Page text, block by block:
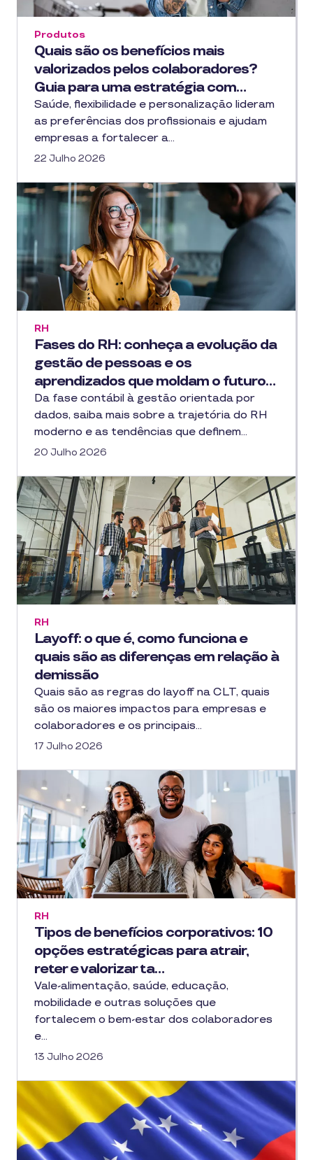
Quais são os benefícios mais
valorizados pelos colaboradores?
Guia para uma estratégia com…
Produtos
Saúde, flexibilidade e personalização lideram
as preferências dos profissionais e ajudam
empresas a fortalecer a…
22 Julho 2026
Fases do RH: conheça a evolução da
gestão de pessoas e os
aprendizados que moldam o futuro…
RH
Da fase contábil à gestão orientada por
dados, saiba mais sobre a trajetória do RH
moderno e as tendências que definem…
20 Julho 2026
Layoff: o que é, como funciona e
quais são as diferenças em relação à
demissão
RH
Quais são as regras do layoff na CLT, quais
são os maiores impactos para empresas e
colaboradores e os principais…
17 Julho 2026
Tipos de benefícios corporativos: 10
opções estratégicas para atrair,
reter e valorizar ta…
RH
Vale-alimentação, saúde, educação,
mobilidade e outras soluções que
fortalecem o bem-estar dos colaboradores
e…
13 Julho 2026